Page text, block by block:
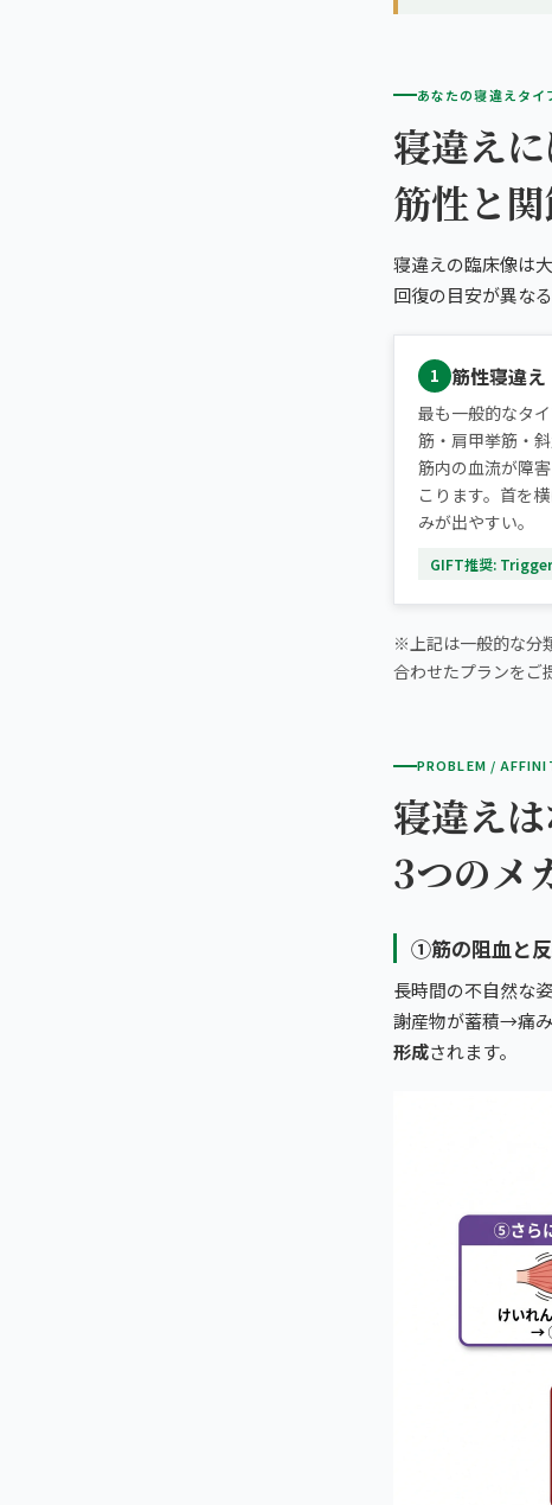
あなたの寝違えタイ
寝違え
筋性と
寝違えの臨床像は
回復の目安が異な
1 筋性寝違え
最も一般的なタ
筋・肩甲挙筋・
筋内の血流が障
こります。首を
みが出やすい。
GIFT推奨:
※上記は一般的な分
合わせたプランをご
PROBLEM /
寝違え
3つのメ
①筋の阻血と
長時間の不自然な
謝産物が蓄積→痛
形成されます。